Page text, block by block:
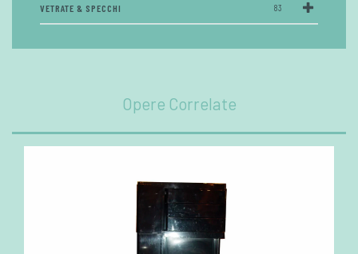
VETRATE & SPECCHI 83
Opere Correlate